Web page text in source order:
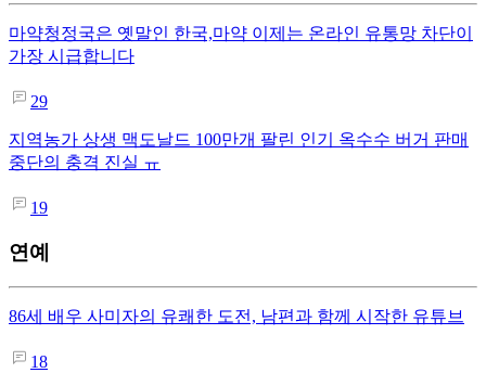
마약청정국은 옛말인 한국,마약 이제는 온라인 유통망 차단이
가장 시급합니다
29
지역농가 상생 맥도날드 100만개 팔린 인기 옥수수 버거 판매
중단의 충격 진실 ㅠ
19
연예
86세 배우 사미자의 유쾌한 도전, 남편과 함께 시작한 유튜브
18